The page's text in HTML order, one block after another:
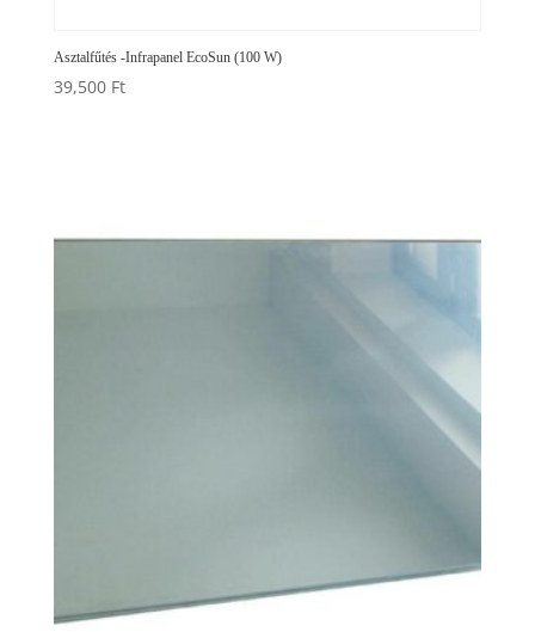
Asztalfűtés -Infrapanel EcoSun (100 W)
39,500 Ft